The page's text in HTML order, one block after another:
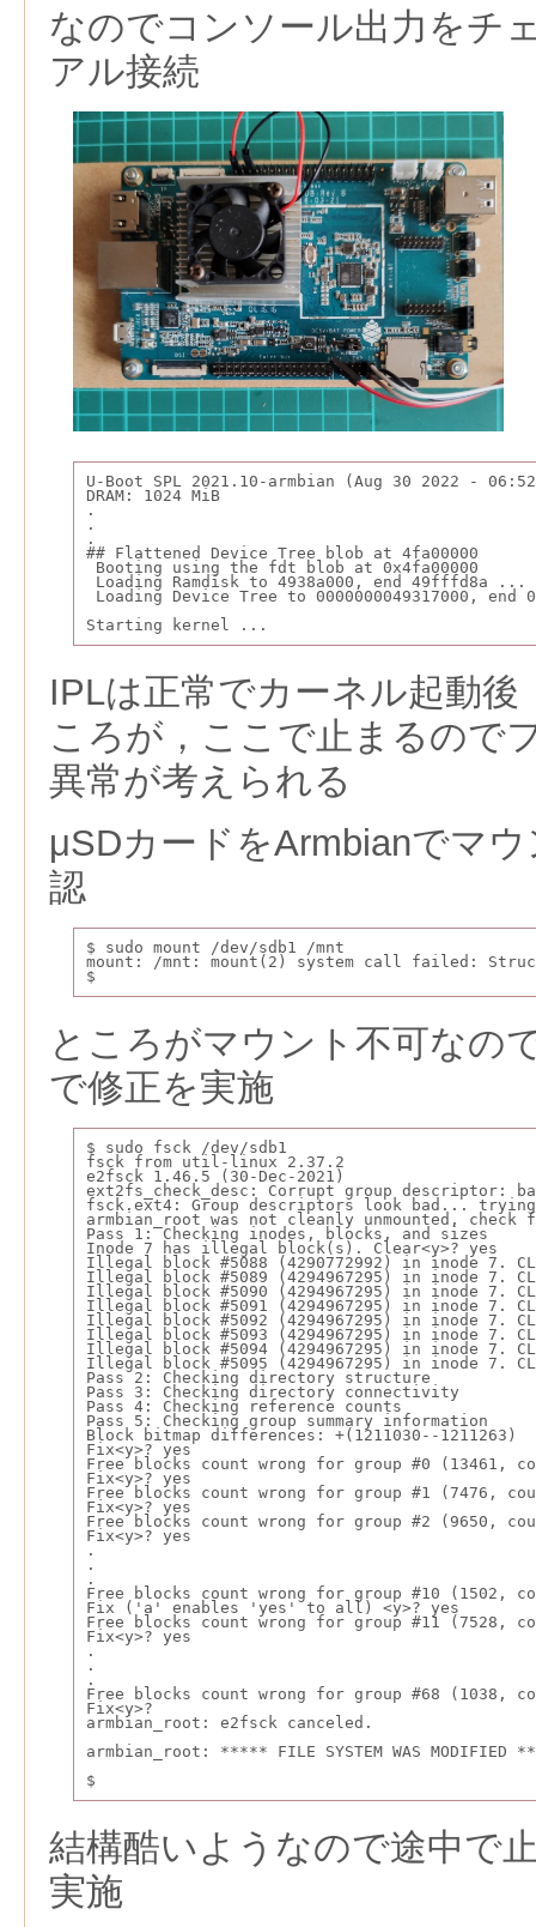
なのでコンソール出力をチ
アル接続
U-Boot SPL 2021.10-armbian (Aug 30 2022 -
DRAM: 1024 MiB
.
.
.
## Flattened Device Tree blob at 4fa00000
Booting using the fdt blob at 0x4fa00000
Loading Ramdisk to 4938a000, end 49fffd8a ...
Loading Device Tree to 0000000049317000, end
Starting kernel ...
IPLは正常でカーネル起動後
ころが，ここで止まるので
異常が考えられる
μSDカードをArmbianでマ
認
$ sudo mount /dev/sdb1 /mnt
mount: /mnt: mount(2) system call failed:
$
ところがマウント不可なの
で修正を実施
$ sudo fsck /dev/sdb1
fsck from util-linux 2.37.2
e2fsck 1.46.5 (30-Dec-2021)
ext2fs_check_desc: Corrupt group descriptor:
fsck.ext4: Group descriptors look bad...
armbian_root was not cleanly unmounted, check
Pass 1: Checking inodes, blocks, and sizes
Inode 7 has illegal block(s). Clear<y>? yes
Illegal block #5088 (4290772992) in inode 7.
Illegal block #5089 (4294967295) in inode 7.
Illegal block #5090 (4294967295) in inode 7.
Illegal block #5091 (4294967295) in inode 7.
Illegal block #5092 (4294967295) in inode 7.
Illegal block #5093 (4294967295) in inode 7.
Illegal block #5094 (4294967295) in inode 7.
Illegal block #5095 (4294967295) in inode 7.
Pass 2: Checking directory structure
Pass 3: Checking directory connectivity
Pass 4: Checking reference counts
Pass 5: Checking group summary information
Block bitmap differences: +(1211030--1211263)
Fix<y>? yes
Free blocks count wrong for group #0 (13461,
Fix<y>? yes
Free blocks count wrong for group #1 (7476,
Fix<y>? yes
Free blocks count wrong for group #2 (9650,
Fix<y>? yes
.
.
.
Free blocks count wrong for group #10 (1502,
Fix ('a' enables 'yes' to all) <y>? yes
Free blocks count wrong for group #11 (7528,
Fix<y>? yes
.
.
.
Free blocks count wrong for group #68 (1038,
Fix<y>?
armbian_root: e2fsck canceled.
armbian_root: ***** FILE SYSTEM WAS MODIFIED
$
結構酷いようなので途中で
実施